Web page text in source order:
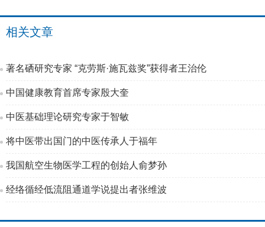
相关文章
著名硒研究专家 “克劳斯·施瓦兹奖”获得者王治伦
中国健康教育首席专家殷大奎
中医基础理论研究专家于智敏
将中医带出国门的中医传承人于福年
我国航空生物医学工程的创始人俞梦孙
经络循经低流阻通道学说提出者张维波